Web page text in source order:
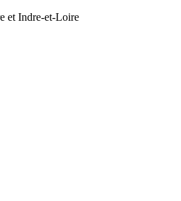
et Indre-et-Loire